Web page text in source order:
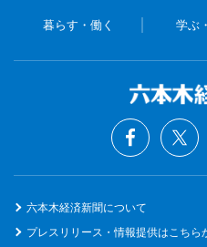
暮らす・働く 学ぶ
六本木経済新聞について
プレスリリース・情報提供はこちら